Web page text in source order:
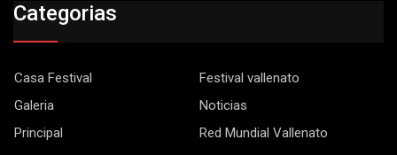
Categorias
Casa Festival
Festival vallenato
Galeria
Noticias
Principal
Red Mundial Vallenato